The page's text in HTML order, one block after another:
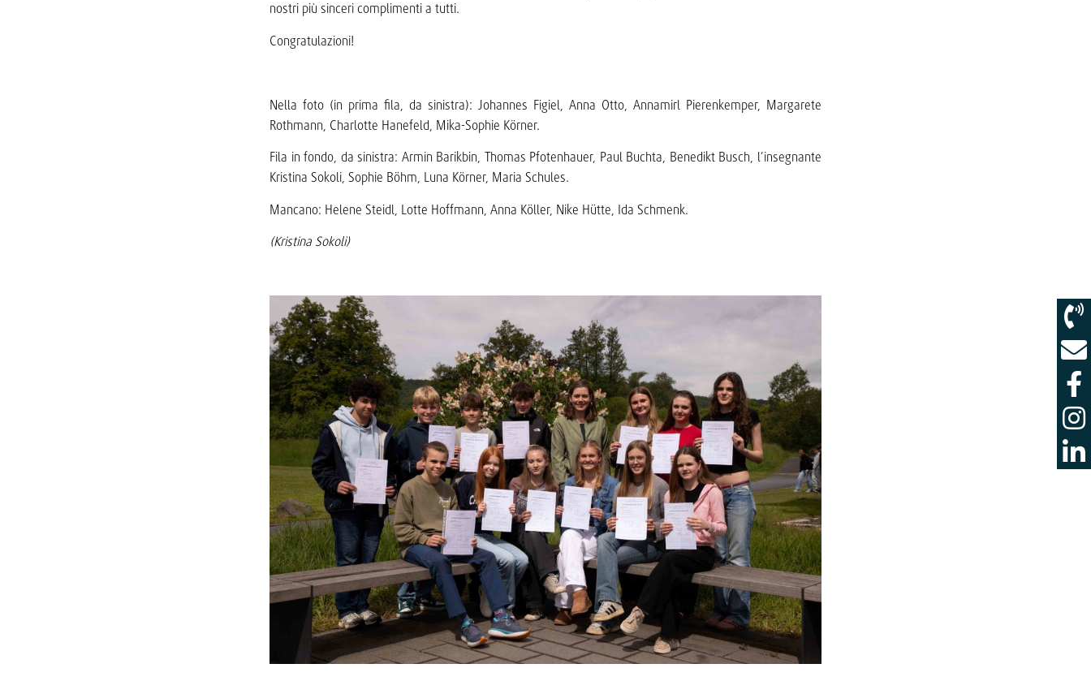
nostri più sinceri complimenti a tutti.
Congratulazioni!
Nella foto (in prima fila, da sinistra): Johannes Figiel, Anna Otto, Annamirl Pierenkemper, Margarete
Rothmann, Charlotte Hanefeld, Mika-Sophie Körner.
Fila in fondo, da sinistra: Armin Barikbin, Thomas Pfotenhauer, Paul Buchta, Benedikt Busch, l’insegnante
Kristina Sokoli, Sophie Böhm, Luna Körner, Maria Schules.
Mancano: Helene Steidl, Lotte Hoffmann, Anna Köller, Nike Hütte, Ida Schmenk.
(Kristina Sokoli)